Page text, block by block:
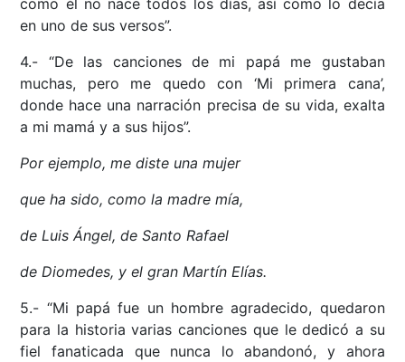
como él no nace todos los días, así como lo decía
en uno de sus versos”.
4.- “De las canciones de mi papá me gustaban
muchas, pero me quedo con ‘Mi primera cana’,
donde hace una narración precisa de su vida, exalta
a mi mamá y a sus hijos”.
Por ejemplo, me diste una mujer
que ha sido, como la madre mía,
de Luis Ángel, de Santo Rafael
de Diomedes, y el gran Martín Elías.
5.- “Mi papá fue un hombre agradecido, quedaron
para la historia varias canciones que le dedicó a su
fiel fanaticada que nunca lo abandonó, y ahora